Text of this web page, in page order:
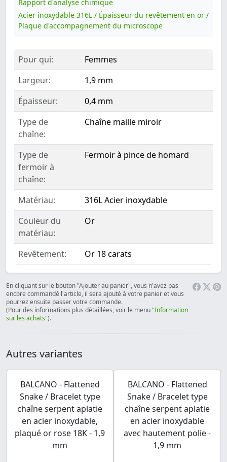
Rapport d'analyse chimique
Acier inoxydable 316L / Épaisseur du revêtement en or /
Plaque d'accompagnement du microscope
Pour qui:
Femmes
Largeur:
1,9 mm
Épaisseur:
0,4 mm
Type de
chaîne:
Chaîne maille miroir
Type de
fermoir à
chaîne:
Fermoir à pince de homard
Matériau:
316L Acier inoxydable
Couleur du
matériau:
Or
Revêtement: Or 18 carats
En cliquant sur le bouton "Ajouter au panier", vous n'avez pas
encore commandé l'article, il sera ajouté à votre panier et vous
pourrez ensuite passer votre commande.
(Pour des informations plus détaillées, voir le menu "Information
sur les achats").
Autres variantes
BALCANO - Flattened
Snake / Bracelet type
chaîne serpent aplatie
en acier inoxydable,
plaqué or rose 18K - 1,9
mm
BALCANO - Flattened
Snake / Bracelet type
chaîne serpent aplatie
en acier inoxydable
avec hautement polie -
1,9 mm